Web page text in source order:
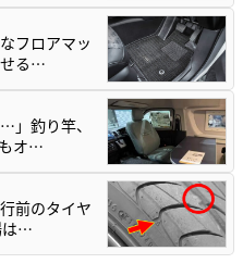
フロアマッ
せる…
」釣り竿、
オ…
前のタイヤ
は…